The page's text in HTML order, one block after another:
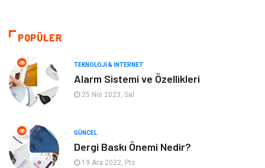
Tatil
Bilgisayar & Yazılım Genel Kültür
Mobilya
Turizm
Plaka Tanıma Sistemleri Hediyelik Eşya
POPÜLER
TEKNOLOJI & İNTERNET
Alarm Sistemi ve Özellikleri
25 Nis 2023, Sal
GÜNCEL
Dergi Baskı Önemi Nedir?
19 Ara 2022, Pts